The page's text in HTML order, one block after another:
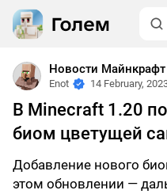
Новости Майнкрафт
Enot 14 February,
В Minecraft 1.20
биом цветущей
Добавление нового
этом обновлении —